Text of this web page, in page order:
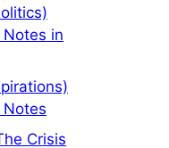
Notes in
Notes
Crisis